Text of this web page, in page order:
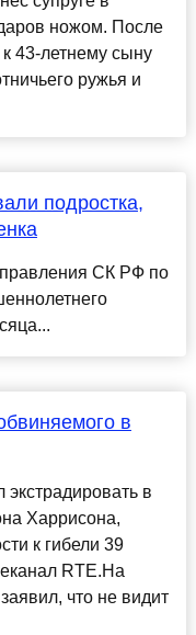
ножом. После
43-летнему сыну
ружья и
подростка,
СК РФ по
в
в
Харрисона,
к гибели 39
RTE.На
что не видит